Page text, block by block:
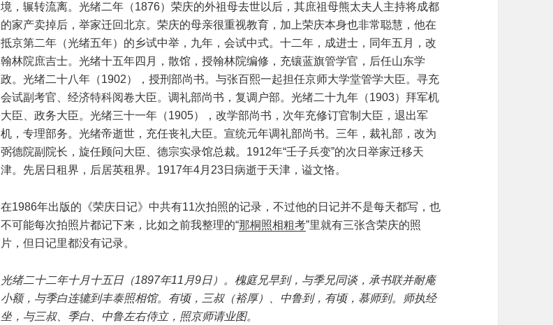
境，辗转流离。光绪二年（1876）荣庆的外祖母去世以后，其庶祖母熊太夫人主持将成都
的家产卖掉后，举家迁回北京。荣庆的母亲很重视教育，加上荣庆本身也非常聪慧，他在
抵京第二年（光绪五年）的乡试中举，九年，会试中式。十二年，成进士，同年五月，改
翰林院庶吉士。光绪十五年四月，散馆，授翰林院编修，充镶蓝旗管学官，后任山东学
政。光绪二十八年（1902），授刑部尚书。与张百熙一起担任京师大学堂管学大臣。寻充
会试副考官、经济特科阅卷大臣。调礼部尚书，复调户部。光绪二十九年（1903）拜军机
大臣、政务大臣。光绪三十一年（1905），改学部尚书，次年充修订官制大臣，退出军
机，专理部务。光绪帝逝世，充任丧礼大臣。宣统元年调礼部尚书。三年，裁礼部，改为
弼德院副院长，旋任顾问大臣、德宗实录馆总裁。1912年“壬子兵变”的次日举家迁移天
津。先居日租界，后居英租界。1917年4月23日病逝于天津，谥文恪。
在1986年出版的《荣庆日记》中共有11次拍照的记录，不过他的日记并不是每天都写，也
不可能每次拍照片都记下来，比如之前我整理的“那桐照相粗考”里就有三张含荣庆的照
片，但日记里都没有记录。
光绪二十二年十月十五日（1897年11月9日）。槐庭兄早到，与季兄同谈，承书联并耐庵
小额，与季白连辘到丰泰照相馆。有顷，三叔（裕厚）、中鲁到，有顷，慕师到。师执经
坐，与三叔、季白、中鲁左右侍立，照京师请业图。